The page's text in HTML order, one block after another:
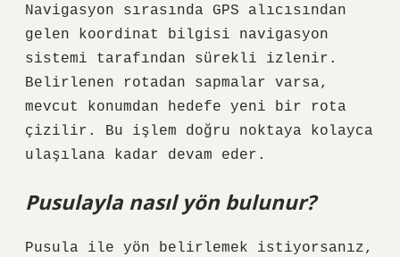
Navigasyon sırasında GPS alıcısından
gelen koordinat bilgisi navigasyon
sistemi tarafından sürekli izlenir.
Belirlenen rotadan sapmalar varsa,
mevcut konumdan hedefe yeni bir rota
çizilir. Bu işlem doğru noktaya kolayca
ulaşılana kadar devam eder.
Pusulayla nasıl yön bulunur?
Pusula ile yön belirlemek istiyorsanız,